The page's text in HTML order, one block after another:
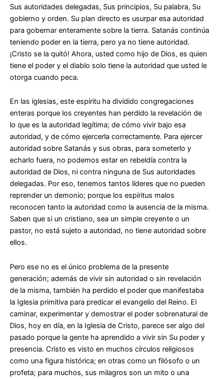
Sus autoridades delegadas, Sus principios, Su palabra, Su
gobierno y orden. Su plan directo es usurpar esa autoridad
para gobernar enteramente sobre la tierra. Satanás continúa
teniendo poder en la tierra, pero ya no tiene autoridad.
¡Cristo se la quitó! Ahora, usted como hijo de Dios, es quien
tiene el poder y el diablo solo tiene la autoridad que usted le
otorga cuando peca.
En las iglesias, este espíritu ha dividido congregaciones
enteras porque los creyentes han perdido la revelación de
lo que es la autoridad legítima; de cómo vivir bajo esa
autoridad, y de cómo ejercerla correctamente. Para ejercer
autoridad sobre Satanás y sus obras, para someterlo y
echarlo fuera, no podemos estar en rebeldía contra la
autoridad de Dios, ni contra ninguna de Sus autoridades
delegadas. Por eso, tenemos tantos líderes que no pueden
reprender un demonio; porque los espíritus malos
reconocen tanto la autoridad como la ausencia de la misma.
Saben que si un cristiano, sea un simple creyente o un
pastor, no está sujeto a autoridad, no tiene autoridad sobre
ellos.
Pero ese no es el único problema de la presente
generación; además de vivir sin autoridad o sin revelación
de la misma, también ha perdido el poder que manifestaba
la Iglesia primitiva para predicar el evangelio del Reino. El
caminar, experimentar y demostrar el poder sobrenatural de
Dios, hoy en día, en la Iglesia de Cristo, parece ser algo del
pasado porque la gente ha aprendido a vivir sin Su poder y
presencia. Cristo es visto en muchos círculos religiosos
como una figura histórica; en otras como un filósofo o un
profeta; para muchos, sus milagros son un mito o una